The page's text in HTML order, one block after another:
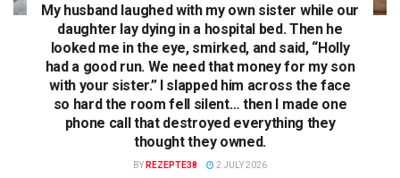
My husband laughed with my own sister while our
daughter lay dying in a hospital bed. Then he
looked me in the eye, smirked, and said, “Holly
had a good run. We need that money for my son
with your sister.” I slapped him across the face
so hard the room fell silent… then I made one
phone call that destroyed everything they
thought they owned.
BY REZEPTE38 2 JULY 2026